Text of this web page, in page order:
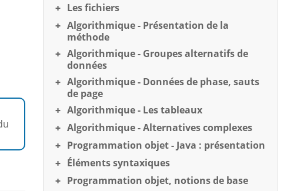
Les fichiers
Algorithmique - Présentation de la
méthode
Algorithmique - Groupes alternatifs de
données
Algorithmique - Données de phase, sauts
de page
Algorithmique - Les tableaux
Algorithmique - Alternatives complexes
Programmation objet - Java : présentation
Éléments syntaxiques
Programmation objet, notions de base